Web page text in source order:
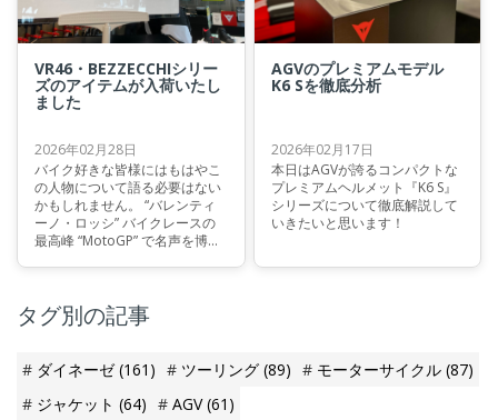
VR46・BEZZECCHIシリー
ズのアイテムが入荷いたし
ました
2026年02月28日
バイク好きな皆様にはもはやこ
の人物について語る必要はない
かもしれません。 “バレンティ
ーノ・ロッシ” バイクレースの
最高峰 “MotoGP” で名声を博
ヘルメットを着用してサーキッ
トを疾走する姿はバイク乗りな
AGVのプレミアムモデル
K6 Sを徹底分析
2026年02月17日
本日はAGVが誇るコンパクトな
プレミアムヘルメット『K6 S』
シリーズについて徹底解説して
いきたいと思います！
タグ別の記事
ダイネーゼ(161) ツーリング (89) モーターサイクル (87)
ジャケット (64) AGV(61)